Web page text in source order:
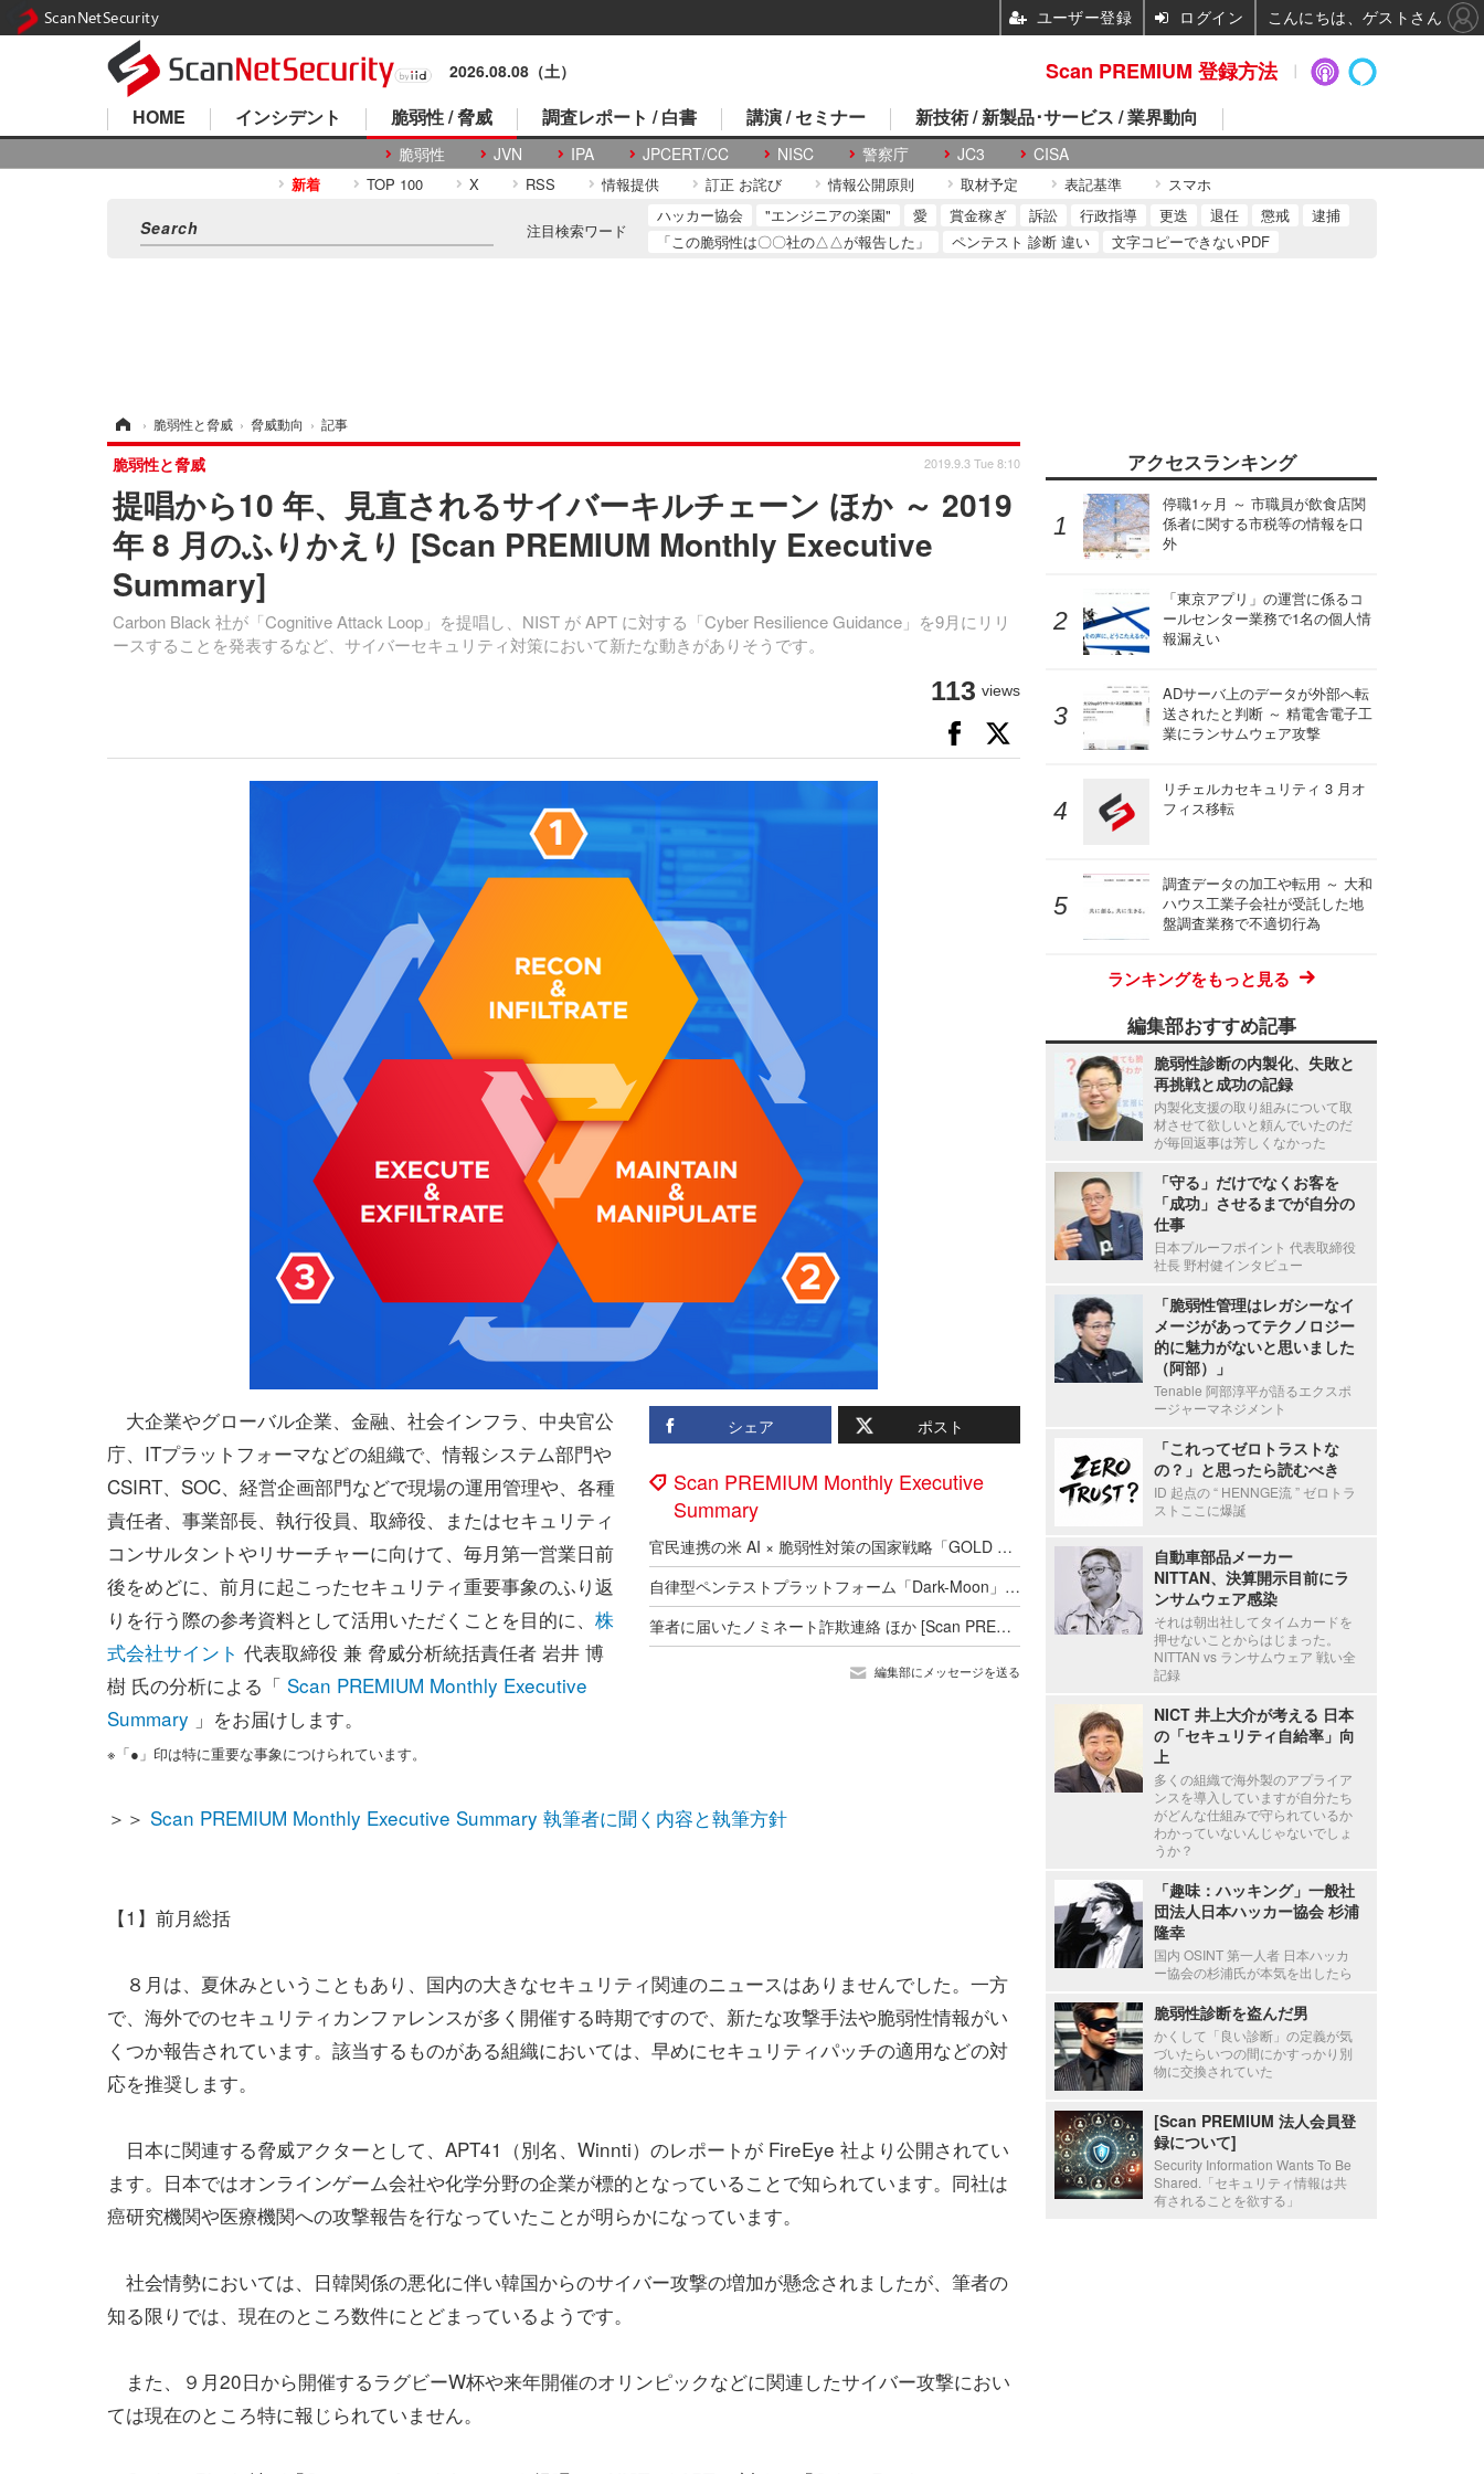
2026.08.08（土）
HOME インシデント 脆弱性 / 脅威
脆弱性 JVN IPA JPCERT/CC NISC 警察庁 JC3 CISA
調査レポート / 白書 講演 / セミナー 新技術 / 新製品･サービス / 業界動向
新着 TOP 100 X RSS 情報提供 訂正 お詫び 情報公開原則 取材予定 表記基準 スマホ
注目検索ワード
ハッカー協会 "エンジニアの楽園" 愛 賞金稼ぎ 訴訟 行政指導 更迭 退任 懲戒
逮捕
「この脆弱性は〇〇社の△△が報告した」
ペンテスト 診断 違い 文字コピーできないPDF
› 脆弱性と脅威 › 脅威動向 › 記事
提唱から10 年、見直されるサイバーキルチェーン ほか ～ 2019
年 8 月のふりかえり [Scan PREMIUM Monthly Executive
Summary]
Carbon Black 社が「Cognitive Attack Loop」を提唱し、NIST が APT に対する「Cyber Resilience Guidance」を9月にリリ
ースすることを発表するなど、サイバーセキュリティ対策において新たな動きがありそうです。
脆弱性と脅威 2019.9.3 Tue 8:10
113 views
シェア ポスト
Scan PREMIUM Monthly Executive
Summary
官民連携の米 AI × 脆弱性対策の国家戦略「GOLD EAGLE」ほか [Scan PREMIUM Monthly Executive Summary 2026年7月度]
自律型ペンテストプラットフォーム「Dark-Moon」ほか [Scan PREMIUM Monthly Executive Summary 2026年6月度]
筆者に届いたノミネート詐欺連絡 ほか [Scan PREMIUM Monthly Executive Summary 2026年5月度]
編集部にメッセージを送る
大企業やグローバル企業、金融、社会インフラ、中央官公
庁、ITプラットフォーマなどの組織で、情報システム部門や
CSIRT、SOC、経営企画部門などで現場の運用管理や、各種
責任者、事業部長、執行役員、取締役、またはセキュリティ
コンサルタントやリサーチャーに向けて、毎月第一営業日前
後をめどに、前月に起こったセキュリティ重要事象のふり返
りを行う際の参考資料として活用いただくことを目的に、 株
式会社サイント 代表取締役 兼 脅威分析統括責任者 岩井 博
樹 氏の分析による「 Scan PREMIUM Monthly Executive
Summary 」をお届けします。
※「●」印は特に重要な事象につけられています。
＞＞ Scan PREMIUM Monthly Executive Summary 執筆者に聞く内容と執筆方針
【1】前月総括
８月は、夏休みということもあり、国内の大きなセキュリティ関連のニュースはありませんでした。一方
で、海外でのセキュリティカンファレンスが多く開催する時期ですので、新たな攻撃手法や脆弱性情報がい
くつか報告されています。該当するものがある組織においては、早めにセキュリティパッチの適用などの対
応を推奨します。
日本に関連する脅威アクターとして、APT41（別名、Winnti）のレポートが FireEye 社より公開されてい
ます。日本ではオンラインゲーム会社や化学分野の企業が標的となっていることで知られています。同社は
癌研究機関や医療機関への攻撃報告を行なっていたことが明らかになっています。
社会情勢においては、日韓関係の悪化に伴い韓国からのサイバー攻撃の増加が懸念されましたが、筆者の
知る限りでは、現在のところ数件にとどまっているようです。
また、９月20日から開催するラグビーW杯や来年開催のオリンピックなどに関連したサイバー攻撃におい
ては現在のところ特に報じられていません。
アクセスランキング
停職1ヶ月 ～ 市職員が飲食店関
係者に関する市税等の情報を口
外
「東京アプリ」の運営に係るコ
ールセンター業務で1名の個人情
報漏えい
ADサーバ上のデータが外部へ転
送されたと判断 ～ 精電舎電子工
業にランサムウェア攻撃
リチェルカセキュリティ 3 月オ
フィス移転
調査データの加工や転用 ～ 大和
ハウス工業子会社が受託した地
盤調査業務で不適切行為
ランキングをもっと見る
編集部おすすめ記事
脆弱性診断の内製化、失敗と
再挑戦と成功の記録
内製化支援の取り組みについて取
材させて欲しいと頼んでいたのだ
が毎回返事は芳しくなかった
「守る」だけでなくお客を
「成功」させるまでが自分の
仕事
日本プルーフポイント 代表取締役
社長 野村健インタビュー
「脆弱性管理はレガシーなイ
メージがあってテクノロジー
的に魅力がないと思いました
（阿部）」
Tenable 阿部淳平が語るエクスポ
ージャーマネジメント
「これってゼロトラストな
の？」と思ったら読むべき
ID 起点の “ HENNGE流 ” ゼロトラ
ストここに爆誕
自動車部品メーカー
NITTAN、決算開示目前にラ
ンサムウェア感染
それは朝出社してタイムカードを
押せないことからはじまった。
NITTAN vs ランサムウェア 戦い全
記録
NICT 井上大介が考える 日本
の「セキュリティ自給率」向
上
多くの組織で海外製のアプライア
ンスを導入していますが自分たち
がどんな仕組みで守られているか
わかっていないんじゃないでしょ
うか？
「趣味：ハッキング」一般社
団法人日本ハッカー協会 杉浦
隆幸
国内 OSINT 第一人者 日本ハッカ
ー協会の杉浦氏が本気を出したら
脆弱性診断を盗んだ男
かくして「良い診断」の定義が気
づいたらいつの間にかすっかり別
物に交換されていた
[Scan PREMIUM 法人会員登
録について]
Security Information Wants To Be
Shared.「セキュリティ情報は共
有されることを欲する」
Scan PREMIUM 登録方法
ScanNetSecurity ユーザー登録 ログイン こんにちは、ゲストさん